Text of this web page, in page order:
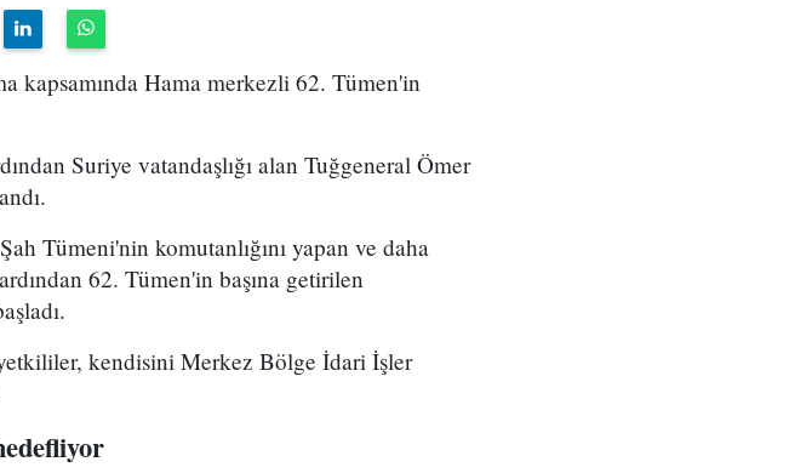
kapsamında Hama merkezli 62. Tümen'in
Suriye vatandaşlığı alan Tuğgeneral Ömer
Tümeni'nin komutanlığını yapan ve daha
62. Tümen'in başına getirilen
kendisini Merkez Bölge İdari İşler